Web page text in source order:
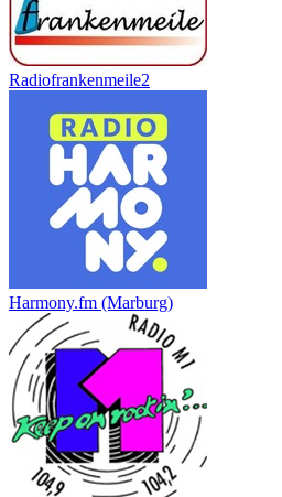
Radiofrankenmeile2
Harmony.fm (Marburg)